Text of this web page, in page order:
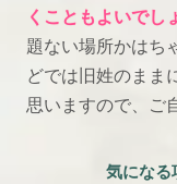
くこともよいでし
題ない場所かはち
どでは旧姓のまま
思いますので、ご
気になる